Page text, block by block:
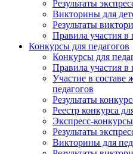
Результаты
Викторины для
Результаты
Правила участия в
Конкурсы для педагогов
Конкурсы для
Правила участия в
Участие в составе
педагогов
Результаты
Реестр конкурса
Экспресс-
Результаты
Викторины для